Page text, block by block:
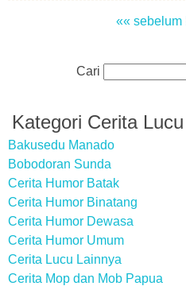
«« sebelum
Cari
Kategori Cerita Lucu
Bakusedu Manado
Bobodoran Sunda
Cerita Humor Batak
Cerita Humor Binatang
Cerita Humor Dewasa
Cerita Humor Umum
Cerita Lucu Lainnya
Cerita Mop dan Mob Papua